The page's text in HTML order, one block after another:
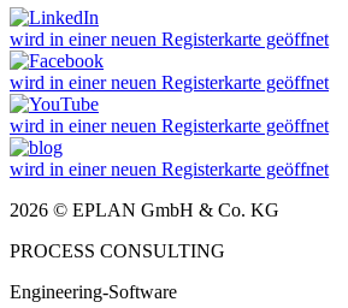
wird in einer neuen Registerkarte geöffnet
wird in einer neuen Registerkarte geöffnet
wird in einer neuen Registerkarte geöffnet
wird in einer neuen Registerkarte geöffnet
2026 © EPLAN GmbH & Co. KG
PROCESS CONSULTING
Engineering-Software